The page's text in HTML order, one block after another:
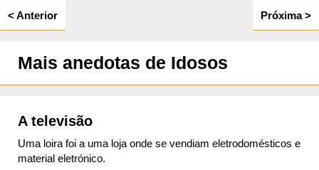
< Anterior Próxima >
Mais anedotas de Idosos
A televisão
Uma loira foi a uma loja onde se vendiam eletrodomésticos e
material eletrónico.